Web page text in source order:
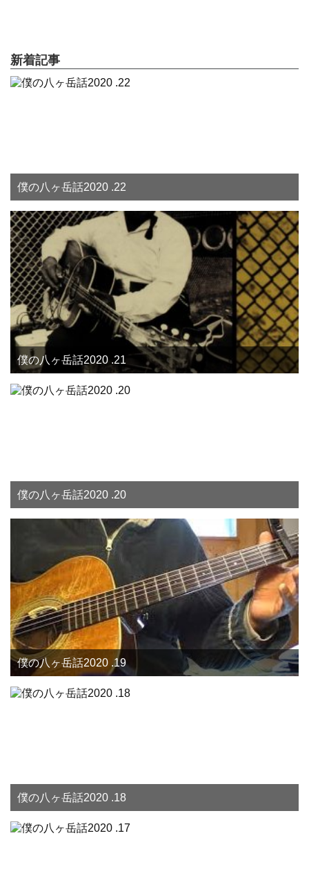
新着記事
僕の八ヶ岳話2020 .22
僕の八ヶ岳話2020 .21
僕の八ヶ岳話2020 .20
僕の八ヶ岳話2020 .19
僕の八ヶ岳話2020 .18